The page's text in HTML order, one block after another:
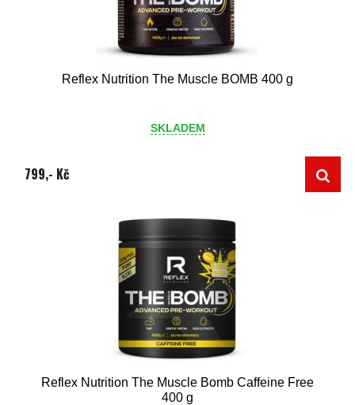
Reflex Nutrition The Muscle BOMB 400 g
SKLADEM
799,- Kč
Reflex Nutrition The Muscle Bomb Caffeine Free
400 g